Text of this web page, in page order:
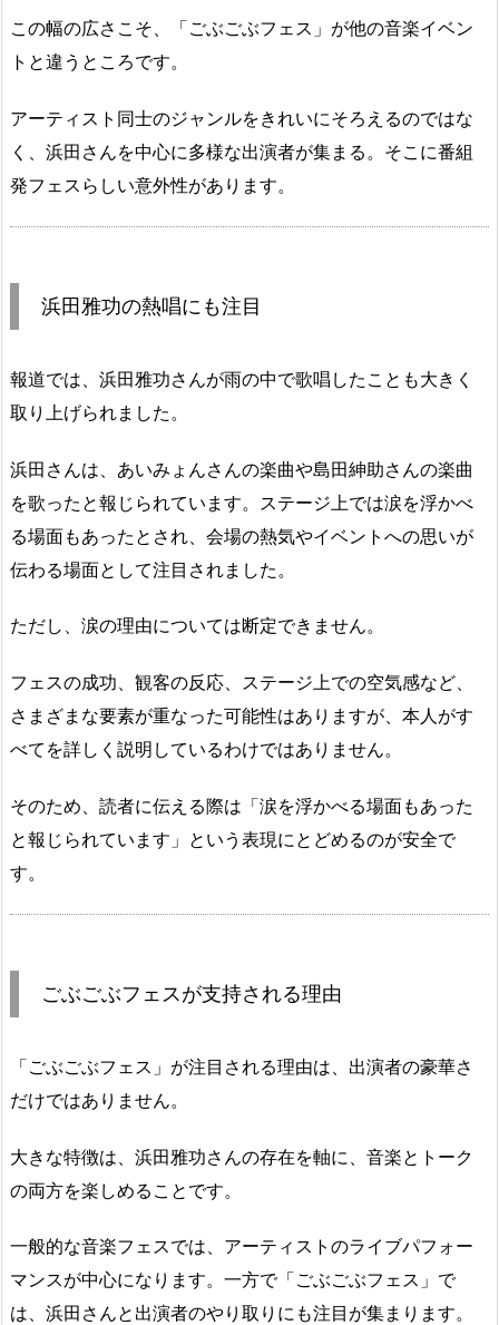
この幅の広さこそ、「ごぶごぶフェス」が他の音楽イベン
トと違うところです。
アーティスト同士のジャンルをきれいにそろえるのではな
く、浜田さんを中心に多様な出演者が集まる。そこに番組
発フェスらしい意外性があります。
浜田雅功の熱唱にも注目
報道では、浜田雅功さんが雨の中で歌唱したことも大きく
取り上げられました。
浜田さんは、あいみょんさんの楽曲や島田紳助さんの楽曲
を歌ったと報じられています。ステージ上では涙を浮かべ
る場面もあったとされ、会場の熱気やイベントへの思いが
伝わる場面として注目されました。
ただし、涙の理由については断定できません。
フェスの成功、観客の反応、ステージ上での空気感など、
さまざまな要素が重なった可能性はありますが、本人がす
べてを詳しく説明しているわけではありません。
そのため、読者に伝える際は「涙を浮かべる場面もあった
と報じられています」という表現にとどめるのが安全で
す。
ごぶごぶフェスが支持される理由
「ごぶごぶフェス」が注目される理由は、出演者の豪華さ
だけではありません。
大きな特徴は、浜田雅功さんの存在を軸に、音楽とトーク
の両方を楽しめることです。
一般的な音楽フェスでは、アーティストのライブパフォー
マンスが中心になります。一方で「ごぶごぶフェス」で
は、浜田さんと出演者のやり取りにも注目が集まります。